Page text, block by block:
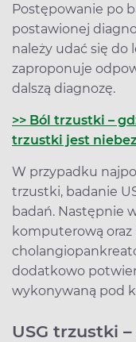
Postępowanie po
postawionej
należy udać się do
zaproponuje
dalszą diagnozę.
>> Ból trzustki –
trzustki jest
W przypadku
trzustki, badanie
badań. Następnie
komputerową oraz
dodatkowo
wykonywaną pod
USG trzustki